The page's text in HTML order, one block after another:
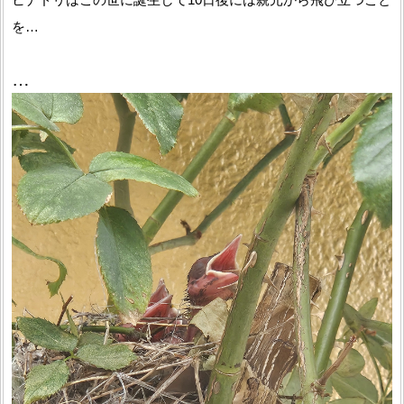
を…
実は近所でヒナドリ4羽が産まれ見守っていました
あまりアップで撮影すると産まれたてのショッキングな裸体で
すのでちょっと引き目でパシャリ
元気にすくすく育っていましたが
本日この豪雨の中、飛び立っていきました。